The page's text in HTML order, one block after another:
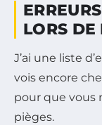
LORS DE
J’ai une liste
vois encore
pour que vous
pièges.